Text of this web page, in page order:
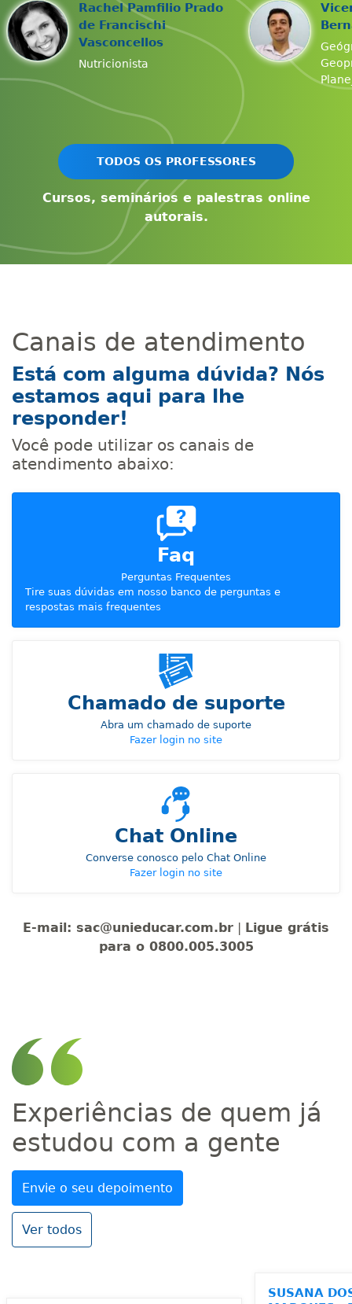
Rachel Pamfilio Prado
de Francischi
Vasconcellos
Nutricionista
TODOS OS PROFESSORES
Cursos, seminários e palestras online
autorais.
Canais de atendimento
Está com alguma dúvida? Nós
estamos aqui para lhe
responder!
Você pode utilizar os canais de
atendimento abaixo:
Faq
Perguntas Frequentes
Tire suas dúvidas em nosso banco de perguntas e
respostas mais frequentes
Chamado de suporte
Abra um chamado de suporte
Fazer login no site
Chat Online
Converse conosco pelo Chat Online
Fazer login no site
E-mail: sac@unieducar.com.br
Ligue grátis
para o 0800.005.3005
Experiências de quem já
estudou com a gente
Envie o seu depoimento
Ver todos
SUSANA